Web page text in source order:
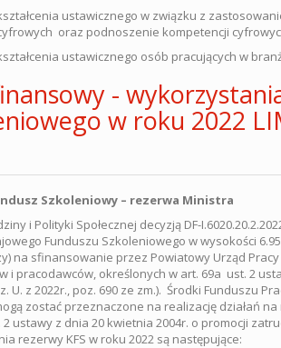
ustawicznego w związku z
oraz podnoszenie kompetencji
ustawicznego osób pracujących w
-
w roku 2022
Szkoleniowy – rezerwa Ministra
i Polityki Społecznej decyzją DF-
Funduszu Szkoleniowego w wysokości
na sfinansowanie przez Powiatowy Urząd
i pracodawców, określonych w art. 69a ust. 2
U. z 2022r., poz. 690 ze zm.). Środki Funduszu
zostać przeznaczone na realizację działań
ustawy z dnia 20 kwietnia 2004r. o promocji
rezerwy KFS w roku 2022 są następujące: